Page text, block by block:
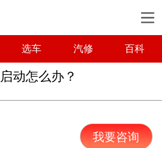
选车 汽修 百科
动怎么办？
我要咨询